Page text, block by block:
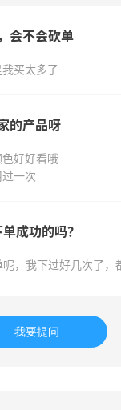
会不会砍单
买太多了
的产品呀
好好看哦
一次
成功的吗？
，我下过好几次了，
我要提问